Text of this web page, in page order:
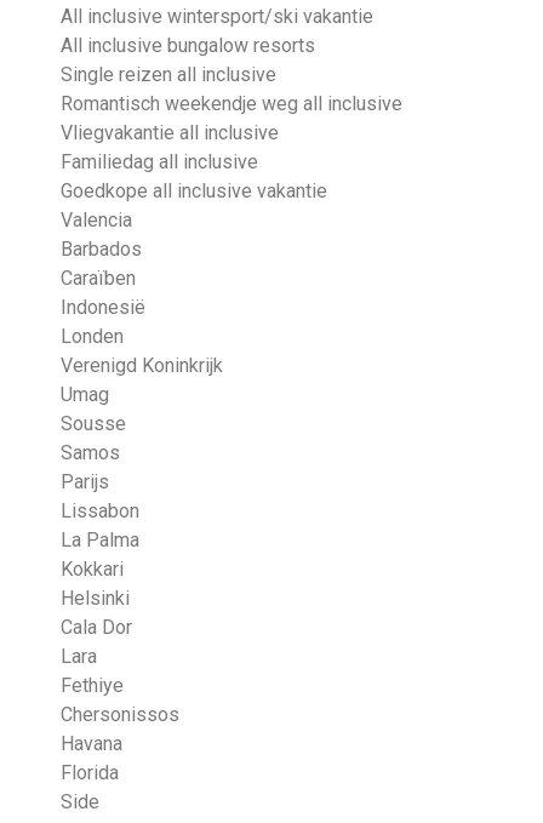
All inclusive wintersport/ski vakantie
All inclusive bungalow resorts
Single reizen all inclusive
Romantisch weekendje weg all inclusive
Vliegvakantie all inclusive
Familiedag all inclusive
Goedkope all inclusive vakantie
Valencia
Barbados
Caraïben
Indonesië
Londen
Verenigd Koninkrijk
Umag
Sousse
Samos
Parijs
Lissabon
La Palma
Kokkari
Helsinki
Cala Dor
Lara
Fethiye
Chersonissos
Havana
Florida
Side